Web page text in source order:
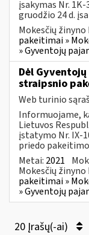
įsakymas Nr.
gruodžio 24 d.
Mokesčių
pakeitimai »
» Gyventojų
Dėl
straipsnio
Web turinio
Informuojame,
Lietuvos
įstatymo Nr. IX-
priedo
Metai: 2021
Mokesčių
pakeitimai »
» Gyventojų
20 Įrašų(-ai)